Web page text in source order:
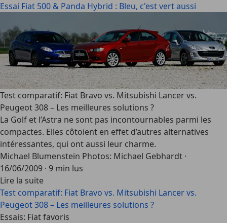
Essai Fiat 500 & Panda Hybrid : Bleu, c'est vert aussi
Test comparatif: Fiat Bravo vs. Mitsubishi Lancer vs.
Peugeot 308 – Les meilleures solutions ?
La Golf et l’Astra ne sont pas incontournables parmi les
compactes. Elles côtoient en effet d’autres alternatives
intéressantes, qui ont aussi leur charme.
Michael Blumenstein Photos: Michael Gebhardt ·
16/06/2009 · 9 min lus
Lire la suite
Test comparatif: Fiat Bravo vs. Mitsubishi Lancer vs.
Peugeot 308 – Les meilleures solutions ?
Essais: Fiat favoris